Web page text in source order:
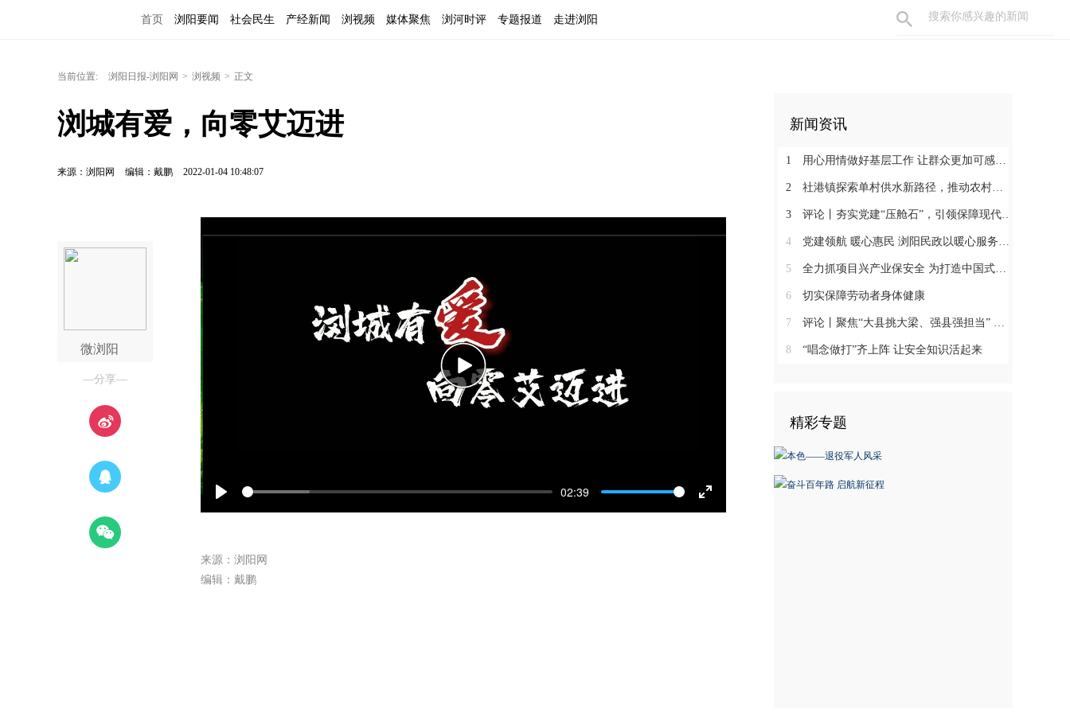
首页 浏阳要闻 社会民生 产经新闻 浏视频 媒体聚焦 浏河时评 专题报道 走进浏阳
当前位置: 浏阳日报-浏阳网 > 浏视频 > 正文
浏城有爱，向零艾迈进
来源：浏阳网 编辑：戴鹏 2022-01-04 10:48:07
微浏阳
—分享—
Play
02:39
Enter
Play
来源：浏阳网
编辑：戴鹏
新闻资讯
1 用心用情做好基层工作 让群众更加可感可及
2 社港镇探索单村供水新路径，推动农村安全饮水提质升级
3 评论丨夯实党建“压舱石”，引领保障现代化建设新征程
4 党建领航 暖心惠民 浏阳民政以暖心服务书写惠民答卷
5 全力抓项目兴产业保安全 为打造中国式现代化县域示范作出更大贡献
6 切实保障劳动者身体健康
7 评论丨聚焦“大县挑大梁、强县强担当” 保持定力真抓实干奋发作为
8 “唱念做打”齐上阵 让安全知识活起来
精彩专题